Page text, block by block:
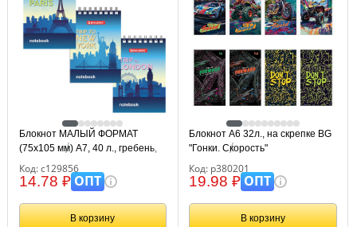
Блокнот МАЛЫЙ ФОРМАТ
(75х105 мм) А7, 40 л., гребень,
картон, клетка, BRAUBERG,
"Города", 129856
Код: с129856
14.78 ₽ОПТ
В корзину
Блокнот А6 32л., на скрепке BG
"Гонки. Скорость"
Код: р380201
19.98 ₽ОПТ
В корзину